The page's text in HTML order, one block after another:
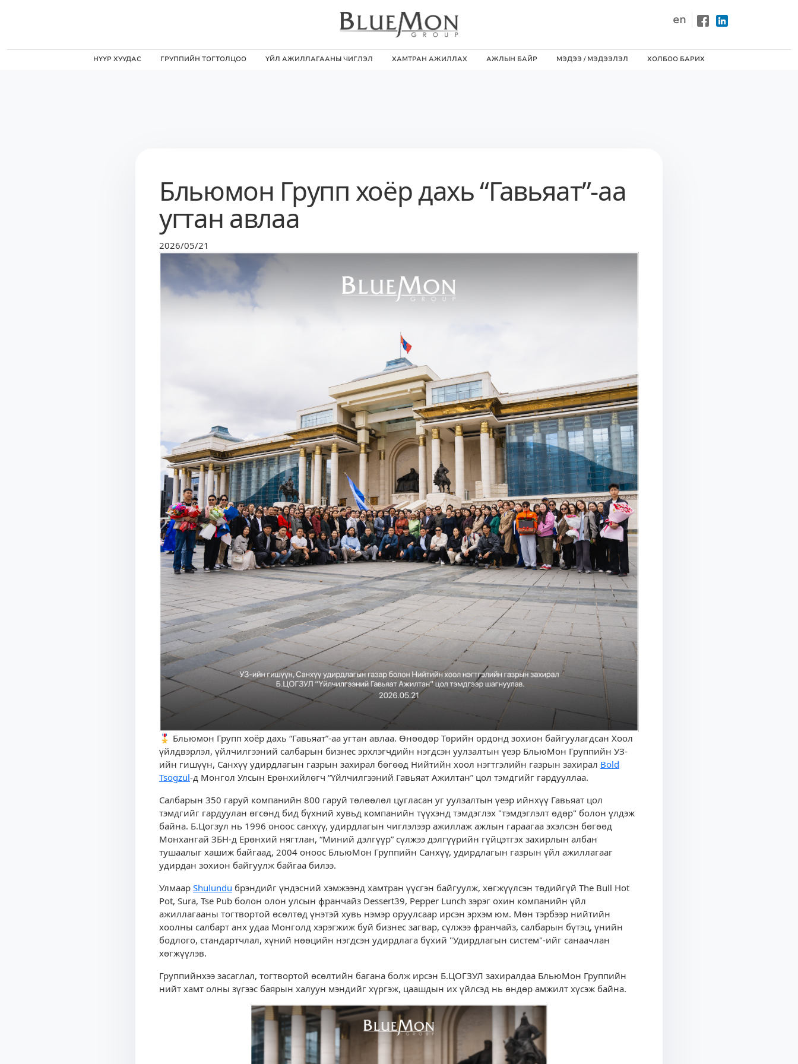
en
НҮҮР ХУУДАС ГРУППИЙН ТОГТОЛЦОО ҮЙЛ АЖИЛЛАГААНЫ ЧИГЛЭЛ ХАМТРАН АЖИЛЛАХ АЖЛЫН БАЙР МЭДЭЭ / MЭДЭЭЛЭЛ ХОЛБОО БАРИХ
Бльюмон Групп хоёр дахь “Гавьяат”-аа
угтан авлаа
2026/05/21
🎖 Бльюмон Групп хоёр дахь “Гавьяат”-аа угтан авлаа. Өнөөдөр Төрийн ордонд зохион байгуулагдсан Хоол
үйлдвэрлэл, үйлчилгээний салбарын бизнес эрхлэгчдийн нэгдсэн уулзалтын үеэр БльюМон Группийн УЗ-
ийн гишүүн, Санхүү удирдлагын газрын захирал бөгөөд Нийтийн хоол нэгтгэлийн газрын захирал Bold
Tsogzul-д Монгол Улсын Ерөнхийлөгч “Үйлчилгээний Гавьяат Ажилтан” цол тэмдгийг гардууллаа.
Салбарын 350 гаруй компанийн 800 гаруй төлөөлөл цугласан уг уулзалтын үеэр ийнхүү Гавьяат цол
тэмдгийг гардуулан өгсөнд бид бүхний хувьд компанийн түүхэнд тэмдэглэх "тэмдэглэлт өдөр" болон үлдэж
байна. Б.Цогзул нь 1996 оноос санхүү, удирдлагын чиглэлээр ажиллаж ажлын гараагаа эхэлсэн бөгөөд
Монхангай ЗБН-д Ерөнхий нягтлан, “Миний дэлгүүр” сүлжээ дэлгүүрийн гүйцэтгэх захирлын албан
тушаалыг хашиж байгаад, 2004 оноос БльюМон Группийн Санхүү, удирдлагын газрын үйл ажиллагааг
удирдан зохион байгуулж байгаа билээ.
Улмаар Shulundu брэндийг үндэсний хэмжээнд хамтран үүсгэн байгуулж, хөгжүүлсэн төдийгүй The Bull Hot
Pot, Sura, Tse Pub болон олон улсын франчайз Dessert39, Pepper Lunch зэрэг охин компанийн үйл
ажиллагааны тогтвортой өсөлтөд үнэтэй хувь нэмэр оруулсаар ирсэн эрхэм юм. Мөн тэрбээр нийтийн
хоолны салбарт анх удаа Монголд хэрэгжиж буй бизнес загвар, сүлжээ франчайз, салбарын бүтэц, үнийн
бодлого, стандартчлал, хүний нөөцийн нэгдсэн удирдлага бүхий "Удирдлагын систем"-ийг санаачлан
хөгжүүлэв.
Группийнхээ засаглал, тогтвортой өсөлтийн багана болж ирсэн Б.ЦОГЗУЛ захиралдаа БльюМон Группийн
нийт хамт олны зүгээс баярын халуун мэндийг хүргэж, цаашдын их үйлсэд нь өндөр амжилт хүсэж байна.